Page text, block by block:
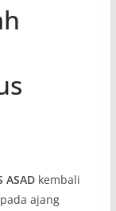
ASADkembali
ajang